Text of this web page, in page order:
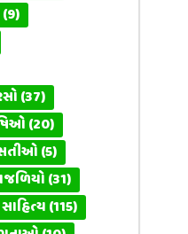
(9)
(37)
(20)
(5)
(31)
(115)